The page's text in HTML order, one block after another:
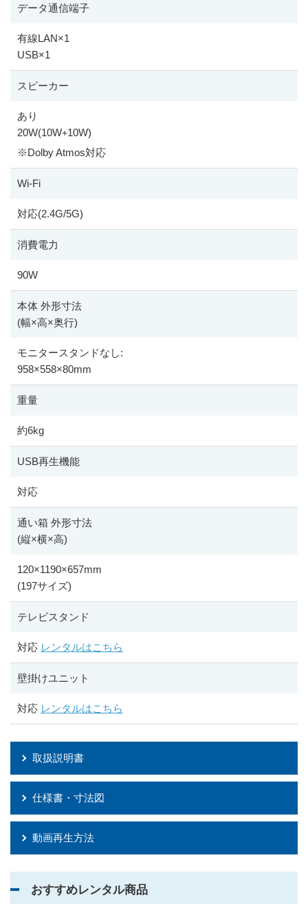
データ通信端子
有線LAN×1
USB×1
スピーカー
あり
20W(10W+10W)
※Dolby Atmos対応
Wi-Fi
対応(2.4G/5G)
消費電力
90W
本体 外形寸法
(幅×高×奥行)
モニタースタンドなし:
958×558×80mm
重量
約6kg
USB再生機能
対応
通い箱 外形寸法
(縦×横×高)
120×1190×657mm
(197サイズ)
テレビスタンド
対応 レンタルはこちら
壁掛けユニット
対応 レンタルはこちら
取扱説明書
仕様書・寸法図
動画再生方法
おすすめレンタル商品